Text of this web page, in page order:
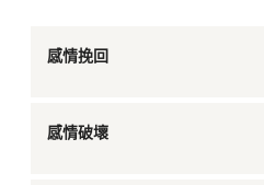
感情挽回
感情破壞